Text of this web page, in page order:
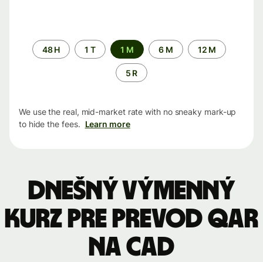
Time
period
48 H 1 T 1 M 6 M 12 M
5 R
We use the real, mid-market rate with no sneaky mark-up
to hide the fees. Learn more
Dnešný výmenný
kurz pre prevod QAR
na CAD